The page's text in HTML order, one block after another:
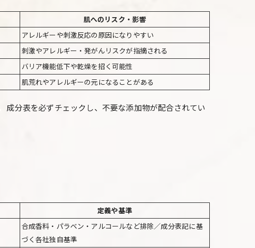
肌へのリスク・影響
アレルギーや刺激反応の原因になりやすい
刺激やアレルギー・発がんリスクが指摘される
バリア機能低下や乾燥を招く可能性
肌荒れやアレルギーの元になることがある
成分表を必ずチェックし、不要な添加物が配合されてい
定義や基準
合成香料・パラベン・アルコールなど排除／成分表記に基
づく各社独自基準